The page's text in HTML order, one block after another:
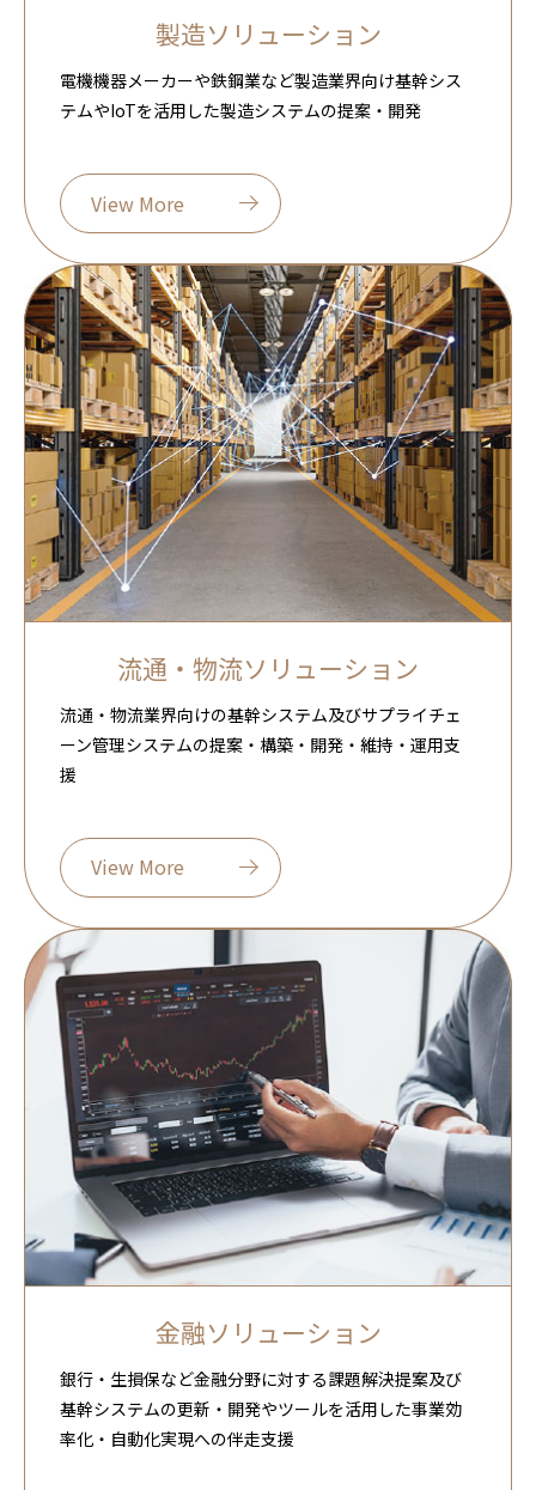
製造ソリューション
電機機器メーカーや鉄鋼業など製造業界向け基幹シス
テムやIoTを活用した製造システムの提案・開発
View More
流通・物流ソリューション
流通・物流業界向けの基幹システム及びサプライチェ
ーン管理システムの提案・構築・開発・維持・運用支
援
View More
金融ソリューション
銀行・生損保など金融分野に対する課題解決提案及び
基幹システムの更新・開発やツールを活用した事業効
率化・自動化実現への伴走支援